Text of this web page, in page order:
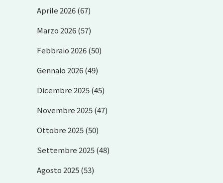
Aprile 2026(67)
Marzo 2026(57)
Febbraio 2026(50)
Gennaio 2026(49)
Dicembre 2025(45)
Novembre 2025(47)
Ottobre 2025(50)
Settembre 2025(48)
Agosto 2025(53)